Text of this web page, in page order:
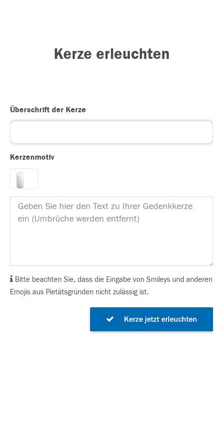
Kerze erleuchten
Überschrift der Kerze
Kerzenmotiv
Bitte beachten Sie, dass die Eingabe von Smileys und anderen
Emojis aus Pietätsgründen nicht zulässig ist.
Kerze jetzt erleuchten